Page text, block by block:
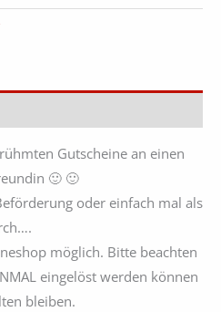
Gutscheine an einen
🙂 🙂
oder einfach mal als
möglich. Bitte beachten
eingelöst werden können
bleiben.